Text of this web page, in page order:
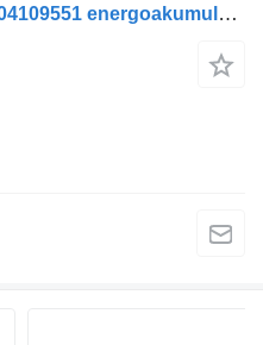
Knorr-Bremse passend 81504109551 energoakumulators paredzēts MAN TGA TGS TGX vilcēja